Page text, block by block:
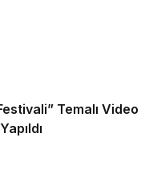
Temalı Video